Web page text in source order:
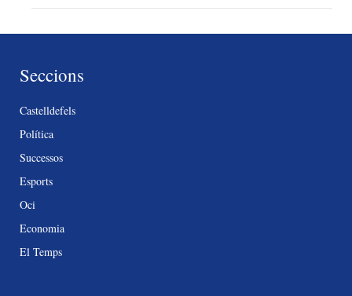
Seccions
Castelldefels
Política
Successos
Esports
Oci
Economia
El Temps